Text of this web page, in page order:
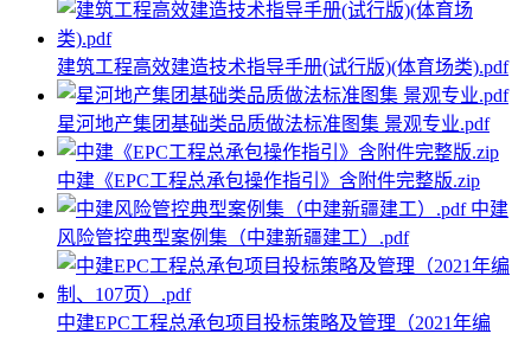
建筑工程高效建造技术指导手册(试行版)(体育场类).pdf
星河地产集团基础类品质做法标准图集 景观专业.pdf
中建《EPC工程总承包操作指引》含附件完整版.zip
中建
风险管控典型案例集（中建新疆建工）.pdf
中建EPC工程总承包项目投标策略及管理（2021年编